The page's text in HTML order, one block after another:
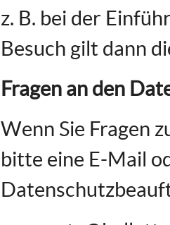
z. B. bei der
Besuch gilt dann
Fragen an den
Wenn Sie Fragen
bitte eine E-Mail